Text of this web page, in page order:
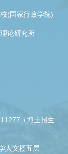
(国家行政学院)
论研究所
（博士招生
人文楼五层